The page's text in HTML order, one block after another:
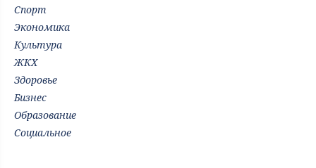
Спорт
Экономика
Культура
ЖКХ
Здоровье
Бизнес
Образование
Социальное